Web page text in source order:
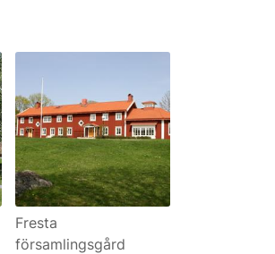
Fresta
församlingsgård